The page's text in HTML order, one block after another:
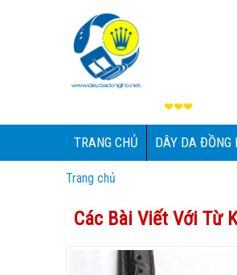
❤❤❤
TRANG CHỦ DÂY DA ĐỒNG
Trang chủ
Các Bài Viết Với Từ